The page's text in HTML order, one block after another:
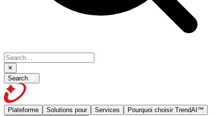
Search
Plateforme Solutions pour Services
Pourquoi choisir TrendAI™